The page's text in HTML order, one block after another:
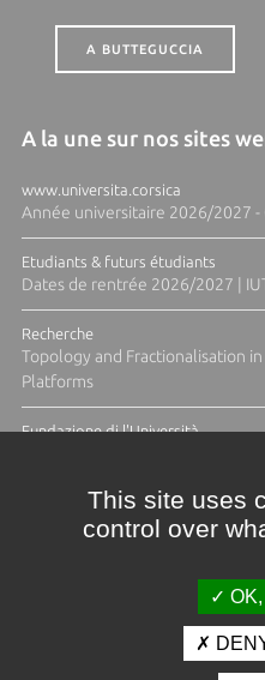
A BUTTEGUCCIA
A la une sur nos sites
www.universita.corsica
Année universitaire 2026/2027
Etudiants & futurs étudiants
Dates de rentrée 2026/2027 |
Recherche
Topology and Fractionalisation
Platforms
Fundazione di l'Università
Crédits et mentions légales
This site uses
control over